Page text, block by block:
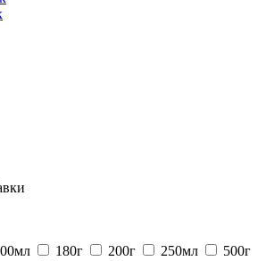
180г 200г 250мл
500г